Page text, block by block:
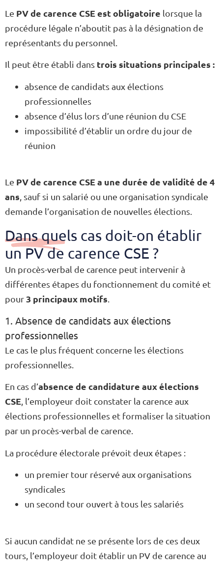
Le PV de carence CSE est obligatoire lorsque la
procédure légale n’aboutit pas à la désignation de
représentants du personnel.
Il peut être établi dans trois situations principales :
absence de candidats aux élections
professionnelles
absence d’élus lors d’une réunion du CSE
impossibilité d’établir un ordre du jour de
réunion
Le PV de carence CSE a une durée de validité de 4
ans, sauf si un salarié ou une organisation syndicale
demande l’organisation de nouvelles élections.
Dans quels cas doit-on établir
un PV de carence CSE ?
Un procès-verbal de carence peut intervenir à
différentes étapes du fonctionnement du comité et
pour3 principaux motifs
1. Absence de candidats aux élections
professionnelles
Le cas le plus fréquent concerne les élections
professionnelles.
En cas d’absence de candidature aux élections
CSE, l’employeur doit constater la carence aux
élections professionnelles et formaliser la situation
par un procès-verbal de carence.
La procédure électorale prévoit deux étapes :
un premier tour réservé aux organisations
syndicales
un second tour ouvert à tous les salariés
Si aucun candidat ne se présente lors de ces deux
tours, l’employeur doit établir un PV de carence au